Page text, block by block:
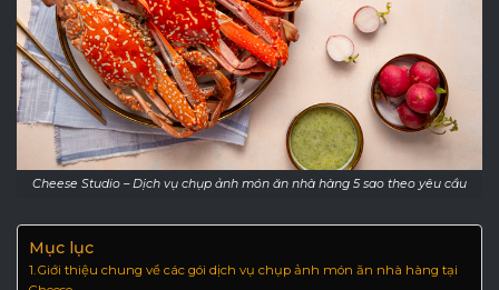
Cheese Studio – Dịch vụ chụp ảnh món ăn nhà hàng 5 sao theo yêu cầu
Mục lục
Giới thiệu chung về các gói dịch vụ chụp ảnh món ăn nhà hàng tại